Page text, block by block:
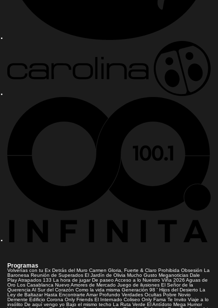
Programas
Volverías con tu Ex Detrás del Muro Carmen Gloria, Fuerte & Claro Prohibida Obsesión La
Baronesa Reunión de Superados El Jardín de Olivia Mucho Gusto Meganoticias Dale
PlayAtrapados 133 La hora de jugar De paseoAcceso a lo Nuestro Viña 2026 Aguas de
Oro Los Casablanca Nuevo Amores de Mercado Juego de ilusiones El Señor de la
Querencia Al Sur del Corazón Como la vida misma Generación 98 ' Hijos del Desierto La
Ley de Baltazar Hasta Encontrarte Amar Profundo Verdades Ocultas Pobre Novio
Demente Edificio Corona Only Friends El Internado Coliseo Only Fama Te Invito Viaje a lo
insólito De aquí vengo yo Bajo el mismo techo La Ruta Verde El Antídoto Mega Humor